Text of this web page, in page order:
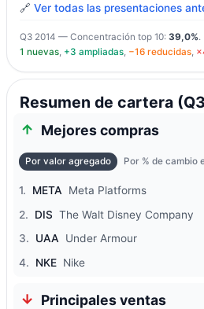
🔗 Ver todas las presentaciones
Q3 2014 — Concentración top 10: 39,0%.
1 nuevas, +3 ampliadas, −16 reducidas,
Resumen de cartera
Mejores compras
Por valor agregado Por % de cambio
1. META Meta Platforms
2.
DIS The Walt Disney Company
3.
UAA Under Armour
4.
NKE Nike
Principales ventas